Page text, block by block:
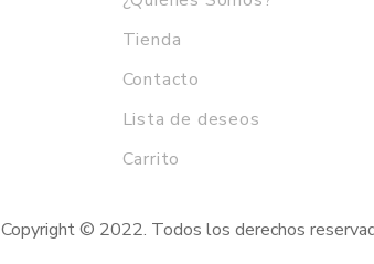
Tienda
Contacto
Lista de deseos
Carrito
Copyright © 2022. Todos los derechos